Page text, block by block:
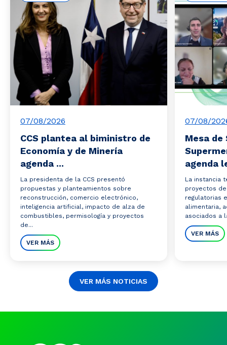
07/08/2026
CCS plantea al biministro de
Economía y de Minería
agenda ...
La presidenta de la CCS presentó
propuestas y planteamientos sobre
reconstrucción, comercio electrónico,
inteligencia artificial, impacto de alza de
combustibles, permisología y proyectos
de...
VER MÁS
07/08/
Mesa de
agenda
La instancia
proyectos
regulatorias
alimentaria,
asociados a
VER MÁS
VER MÁS NOTICIAS